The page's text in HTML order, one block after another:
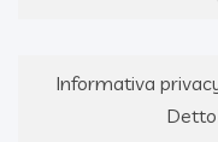
Informativa